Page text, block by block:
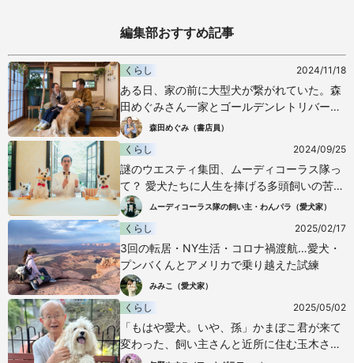
編集部おすすめ記事
くらし 2024/11/18
ある日、家の前に大型犬が繋がれていた。森
田めぐみさん一家とゴールデンレトリバー・
レイルの物語
森田めぐみ（書店員）
くらし 2024/09/25
謎のウエスティ集団、ムーディコーラス隊っ
て？ 愛犬たちに人生を捧げる多頭飼いの苦悩
と幸せムーディコーラス隊の飼い主・わんパラ（愛犬家）
くらし 2025/02/17
3回の転居・NY生活・コロナ禍渡航…愛犬・
プンバくんとアメリカで乗り越えた試練
みみこ（愛犬家）
くらし 2025/05/02
「もはや愛犬。いや、孫」かまぼこ君が来て
変わった、飼い主さんと近所に住む玉木さん
の人生